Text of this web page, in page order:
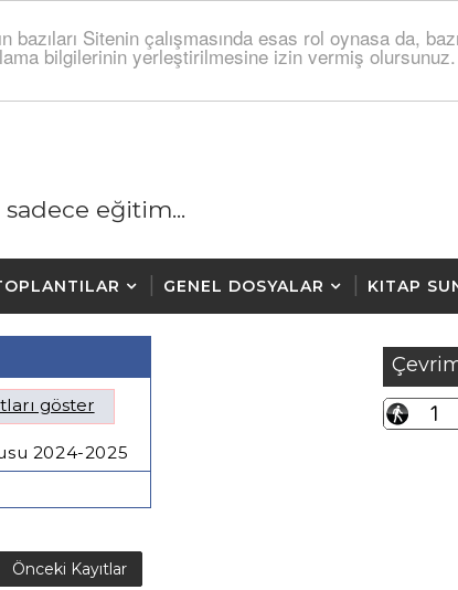
Sitenin çalışmasında esas rol oynasa da,
bilgilerinin yerleştirilmesine izin vermiş olursunuz.
sadece eğitim...
GENEL DOSYALAR KITAP
göster
2024-2025
Önceki Kayıtlar